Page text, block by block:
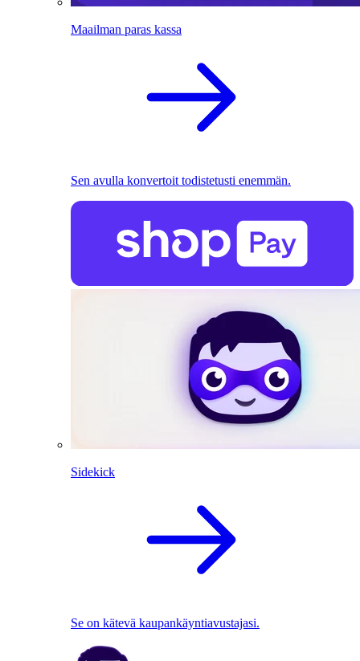
Maailman paras kassa
Sen avulla konvertoit todistetusti enemmän.
Sidekick
Se on kätevä kaupankäyntiavustajasi.